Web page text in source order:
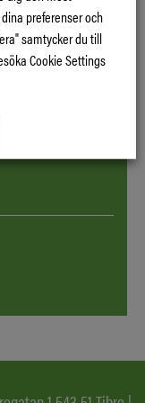
preferenser och
samtycker du till
Cookie Settings